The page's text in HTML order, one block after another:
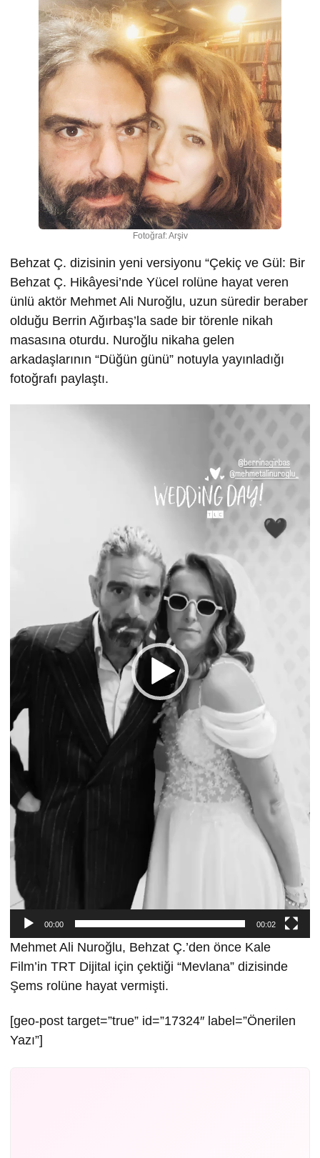
Fotoğraf: Arşiv
Behzat Ç. dizisinin yeni versiyonu “Çekiç ve Gül: Bir
Behzat Ç. Hikâyesi’nde Yücel rolüne hayat veren
ünlü aktör Mehmet Ali Nuroğlu, uzun süredir beraber
olduğu Berrin Ağırbaş’la sade bir törenle nikah
masasına oturdu. Nuroğlu nikaha gelen
arkadaşlarının “Düğün günü” notuyla yayınladığı
fotoğrafı paylaştı.
00:00 00:02
Mehmet Ali Nuroğlu, Behzat Ç.’den önce Kale
Film’in TRT Dijital için çektiği “Mevlana” dizisinde
Şems rolüne hayat vermişti.
[geo-post target=”true” id=”17324″ label=”Önerilen
Yazı”]